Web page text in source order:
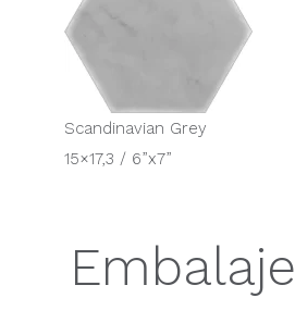
Scandinavian Grey
15×17,3 / 6”x7”
Embalaje